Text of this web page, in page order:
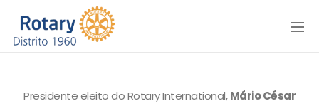
Menu
Presidente eleito do Rotary International,Mário César